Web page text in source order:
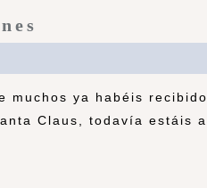
muchos ya habéis recibido
Claus, todavía estáis a